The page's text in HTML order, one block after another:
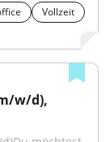
Vollzeit
w/d),